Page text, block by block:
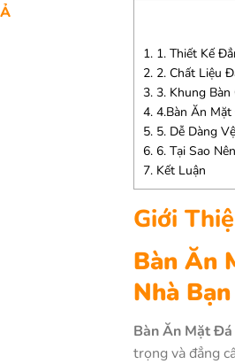
1. 1. Thiết Kế
2. 2. Chất Liệu
3. 3. Khung Bàn
4. 4.Bàn Ăn
5. 5. Dễ Dàng
6. 6. Tại Sao
7. Kết Luận
Giới
Bàn Ăn
Nhà Bạn
Bàn Ăn Mặt
trọng và đẳng